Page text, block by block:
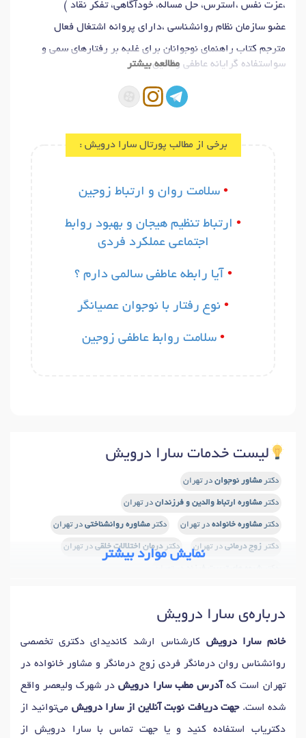
،عزت نفس ،استرس، حل مساله، خودآگاهی، تفکر نقاد )
عضو سازمان نظام روانشناسی ،دارای پروانه اشتغال فعال
مترجم کتاب راهنمای نوجوانان برای غلبه بر رفتارهای سمی و
سواستفاده گرایانه عاطفی والدین
هزینه ویزیت مشاوره طبق تعرفه سازمان میباشد ✔️
مطالعه بیشتر
برخی از مطالب پورتال سارا درویش :
•سلامت روان و ارتباط زوجین
• ارتباط تنظیم هیجان و بهبود روابط
اجتماعی عملکرد فردی
• آیا رابطه عاطفی سالمی دارم ؟
• نوع رفتار با نوجوان عصیانگر
•سلامت روابط عاطفی زوجین
لیست خدمات سارا درویش
دکترمشاور نوجوان در تهران
دکترمشاوره ارتباط والدین و فرزندان در تهران
دکترمشاوره خانواده در تهران دکترمشاوره روانشناختی در تهران
دکتر زوج درمانی در تهران دکتردرمان اختلالات خلقی در تهران
دکتر آموزش مهارتهای زندگیدر تهران
در تهران
دکترسوء استفاده عاطفی
نمایش موارد بیشتر
درباره‌ی سارا درویش
خانم سارا درویش کارشناس ارشد کاندیدای دکتری تخصصی
روانشناس روان درمانگر فردی زوج درمانگر و مشاور خانواده در
تهران است که آدرس مطب سارا درویشدر شهرک ولیعصر واقع
شده است.جهت دریافت نوبت آنلاین از سارا درویش می‌توانید از
دکتریاب استفاده کنید و یا جهت تماس با سارا درویش از